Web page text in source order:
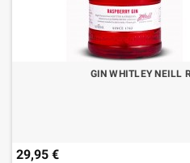
GIN WHITLEY NEILL
29,95 €